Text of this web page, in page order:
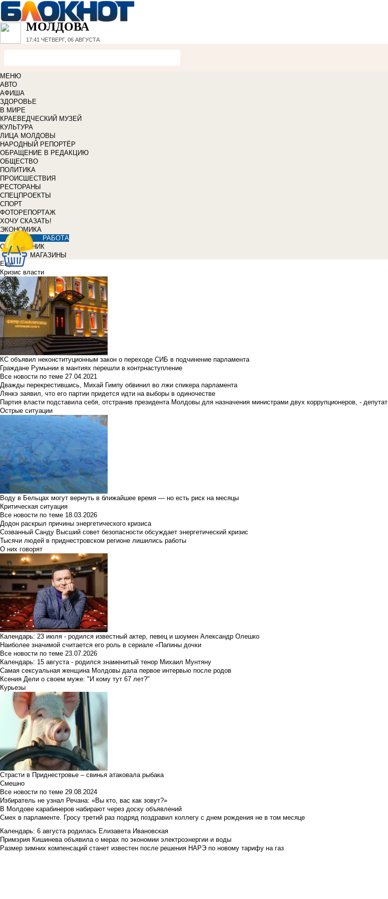
МОЛДОВА
17:41 ЧЕТВЕРГ, 06 АВГУСТА
МЕНЮ
АВТО
АФИША
ЗДОРОВЬЕ
В МИРЕ
КРАЕВЕДЧЕСКИЙ МУЗЕЙ
КУЛЬТУРА
ЛИЦА МОЛДОВЫ
НАРОДНЫЙ РЕПОРТЁР
ОБРАЩЕНИЕ В РЕДАКЦИЮ
ОБЩЕСТВО
ПОЛИТИКА
ПРОИСШЕСТВИЯ
РЕСТОРАНЫ
СПЕЦПРОЕКТЫ
СПОРТ
ФОТОРЕПОРТАЖ
ХОЧУ СКАЗАТЬ!
ЭКОНОМИКА
РАБОТА
СПРАВОЧНИК
МАГАЗИНЫ
Еще
Кризис власти
КС объявил неконституционным закон о переходе СИБ в подчинение парламента
Граждане Румынии в мантиях перешли в контрнаступление
Все новости по теме 27.04.2021
Дважды перекрестившись, Михай Гимпу обвинил во лжи спикера парламента
Лянкэ заявил, что его партии придется идти на выборы в одиночестве
Партия власти подставила себя, отстранив президента Молдовы для назначения министрами двух коррупционеров, - депутат
Острые ситуации
Воду в Бельцах могут вернуть в ближайшее время — но есть риск на месяцы
Критическая ситуация
Все новости по теме 18.03.2026
Додон раскрыл причины энергетического кризиса
Созванный Санду Высший совет безопасности обсуждает энергетический кризис
Тысячи людей в приднестровском регионе лишились работы
О них говорят
Календарь: 23 июля - родился известный актер, певец и шоумен Александр Олешко
Наиболее значимой считается его роль в сериале «Папины дочки
Все новости по теме 23.07.2026
Календарь: 15 августа - родился знаменитый тенор Михаил Мунтяну
Самая сексуальная женщина Молдовы дала первое интервью после родов
Ксения Дели о своем муже: "И кому тут 67 лет?"
Курьезы
Страсти в Приднестровье – свинья атаковала рыбака
Смешно
Все новости по теме 29.08.2024
Избиратель не узнал Речана: «Вы кто, вас как зовут?»
В Молдове карабинеров набирают через доску объявлений
Смех в парламенте. Гросу третий раз подряд поздравил коллегу с днем рождения не в том месяце
Календарь: 6 августа родилась Елизавета Ивановская
Примэрия Кишинева объявила о мерах по экономии электроэнергии и воды
Размер зимних компенсаций станет известен после решения НАРЭ по новому тарифу на газ